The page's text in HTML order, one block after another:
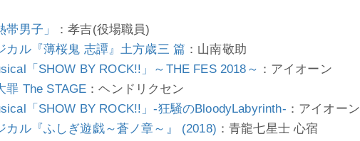
帯男子」
：孝吉(役場職員)
カル『薄桜鬼 志譚』土方歳三 篇 ：山南敬助
「SHOW BY ROCK!!」～THE FES 2018～ ：アイオーン
罪 The STAGE ：ヘンドリクセン
「SHOW BY ROCK!!」-狂騒のBloodyLabyrinth- ：アイオーン
カル『ふしぎ遊戯～蒼ノ章～』 (2018) ：青龍七星士 心宿